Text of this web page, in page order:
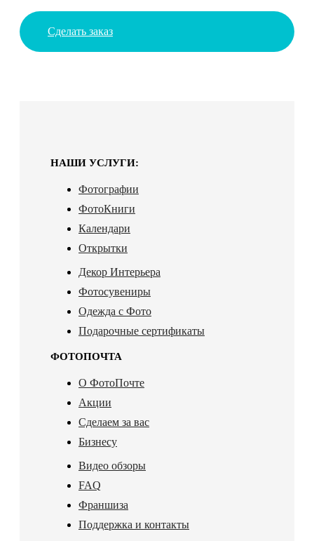
Сделать заказ
НАШИ УСЛУГИ:
Фотографии
ФотоКниги
Календари
Открытки
Декор Интерьера
Фотосувениры
Одежда с Фото
Подарочные сертификаты
ФОТОПОЧТА
О ФотоПочте
Акции
Сделаем за вас
Бизнесу
Видео обзоры
FAQ
Франшиза
Поддержка и контакты